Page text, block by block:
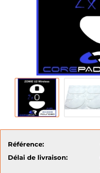
Référence:
Délai de livraison: